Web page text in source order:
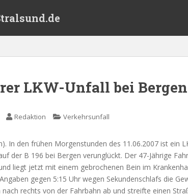
LKW-Unfall bei Bergen
Redaktion Verkehrsunfall
In den frühen Morgenstunden des 11.06.2007 ist ein
der B 196 bei Bergen verunglückt. Der 47-Jährige
liegt jetzt mit einem gebrochenen Bein im
gegen 5:15 Uhr wegen Sekundenschlafs die
nach rechts von der Fahrbahn ab und streifte einen